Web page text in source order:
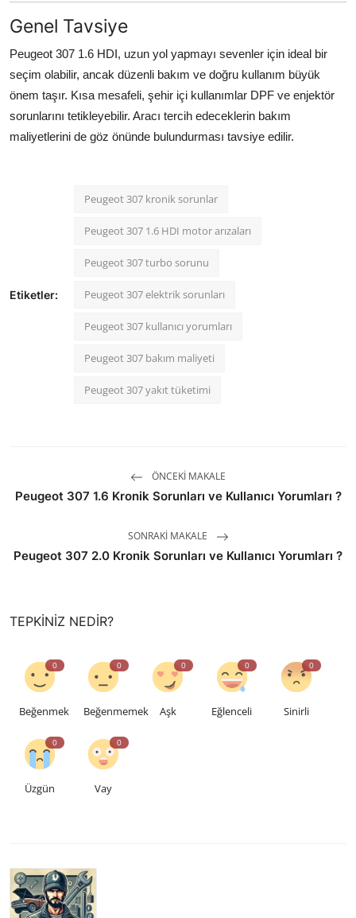
Genel Tavsiye
Peugeot 307 1.6 HDI, uzun yol yapmayı sevenler için ideal bir
seçim olabilir, ancak düzenli bakım ve doğru kullanım büyük
önem taşır. Kısa mesafeli, şehir içi kullanımlar DPF ve enjektör
sorunlarını tetikleyebilir. Aracı tercih edeceklerin bakım
maliyetlerini de göz önünde bulundurması tavsiye edilir.
Etiketler:
Peugeot 307 kronik sorunlar
Peugeot 307 1.6 HDI motor arızaları
Peugeot 307 turbo sorunu
Peugeot 307 elektrik sorunları
Peugeot 307 kullanıcı yorumları
Peugeot 307 bakım maliyeti
Peugeot 307 yakıt tüketimi
ÖNCEKI MAKALE
Peugeot 307 1.6 Kronik Sorunları ve Kullanıcı Yorumları ?
SONRAKI MAKALE
Peugeot 307 2.0 Kronik Sorunları ve Kullanıcı Yorumları ?
TEPKINIZ NEDIR?
0
Beğenmek
0
Beğenmemek
0
Aşk
0
Eğlenceli
0
Sinirli
0
Üzgün
0
Vay